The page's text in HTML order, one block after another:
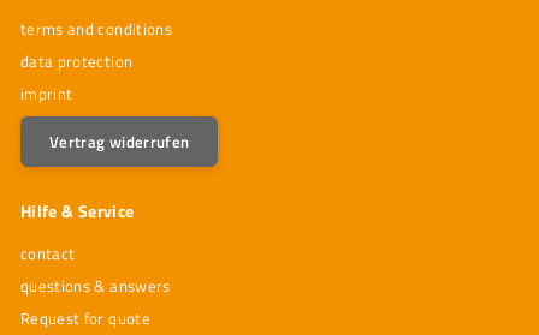
terms and conditions
data protection
imprint
Vertrag widerrufen
Hilfe & Service
contact
questions & answers
Request for quote